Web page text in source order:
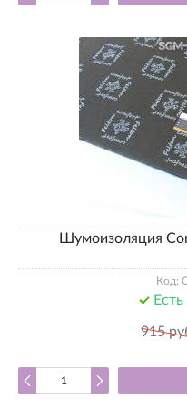
Шумоизоляция
Код:
915